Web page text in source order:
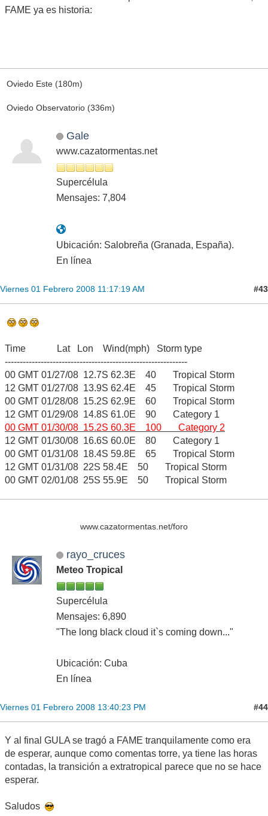
FAME ya es historia:
Oviedo Este (180m)
Oviedo Observatorio (336m)
Gale
www.cazatormentas.net
Supercélula
Mensajes: 7,804
Ubicación: Salobreña (Granada, España).
En línea
Viernes 01 Febrero 2008 11:17:19 AM #43
Time Lat Lon Wind(mph) Storm type
-------------------------------------------------------------
00 GMT 01/27/08 12.7S 62.3E 40 Tropical Storm
12 GMT 01/27/08 13.9S 62.4E 45 Tropical Storm
00 GMT 01/28/08 15.2S 62.9E 60 Tropical Storm
12 GMT 01/29/08 14.8S 61.0E 90 Category 1
00 GMT 01/30/08 15.2S 60.3E 100 Category 2
12 GMT 01/30/08 16.6S 60.0E 80 Category 1
00 GMT 01/31/08 18.4S 59.8E 65 Tropical Storm
12 GMT 01/31/08 22S 58.4E 50 Tropical Storm
00 GMT 02/01/08 25S 55.9E 50 Tropical Storm
www.cazatormentas.net/foro
rayo_cruces
Meteo Tropical
Supercélula
Mensajes: 6,890
"The long black cloud it`s coming down..."
Ubicación: Cuba
En línea
Viernes 01 Febrero 2008 13:40:23 PM #44
Y al final GULA se tragó a FAME tranquilamente como era
de esperar, aunque como comentas torre, ya tiene las horas
contadas, la transición a extratropical parece que no se hace
esperar.
Saludos